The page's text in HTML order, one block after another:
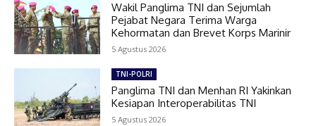
Wakil Panglima TNI dan Sejumlah
Pejabat Negara Terima Warga
Kehormatan dan Brevet Korps Marinir
5 Agustus 2026
TNI-POLRI
Panglima TNI dan Menhan RI Yakinkan
Kesiapan Interoperabilitas TNI
5 Agustus 2026